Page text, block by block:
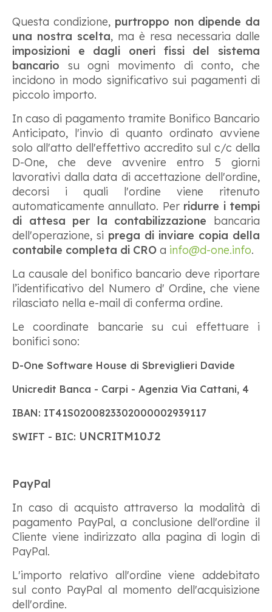
Questa condizione, purtroppo non dipende da
una nostra scelta, ma è resa necessaria dalle
imposizioni e dagli oneri fissi del sistema
bancario su ogni movimento di conto, che
incidono in modo significativo sui pagamenti di
piccolo importo.
In caso di pagamento tramite Bonifico Bancario
Anticipato, l'invio di quanto ordinato avviene
solo all'atto dell'effettivo accredito sul c/c della
D-One, che deve avvenire entro 5 giorni
lavorativi dalla data di accettazione dell'ordine,
decorsi i quali l'ordine viene ritenuto
automaticamente annullato. Perridurre i tempi
di attesa per la contabilizzazione bancaria
dell'operazione, si prega di inviare copia della
contabile completa di CRO a info@d-one.info.
La causale del bonifico bancario deve riportare
l’identificativo del Numero d' Ordine, che viene
rilasciato nella e-mail di conferma ordine.
Le coordinate bancarie su cui effettuare i
bonifici sono:
D-One Software House di Sbreviglieri Davide
Unicredit Banca - Carpi - Agenzia Via Cattani, 4
IBAN: IT41S0200823302000002939117
SWIFT - BIC: UNCRITM10J2
PayPal
In caso di acquisto attraverso la modalità di
pagamento PayPal, a conclusione dell'ordine il
Cliente viene indirizzato alla pagina di login di
PayPal.
L'importo relativo all'ordine viene addebitato
sul conto PayPal al momento dell'acquisizione
dell'ordine.